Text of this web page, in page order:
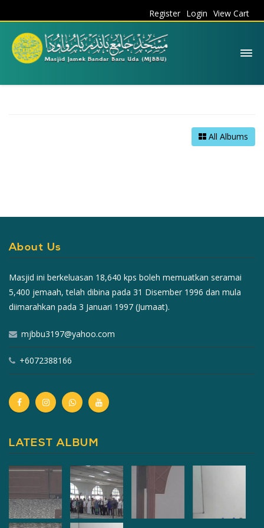
View Cart
Login
Register
All Albums
About Us
Masjid ini berkeluasan 18,640 kps boleh memuatkan seramai
5,400 jemaah, telah dibina pada 31 Disember 1996 dan mula
diimarahkan pada 3 Januari 1997 (Jumaat).
mjbbu3197@yahoo.com
+6072388166
LATEST ALBUM